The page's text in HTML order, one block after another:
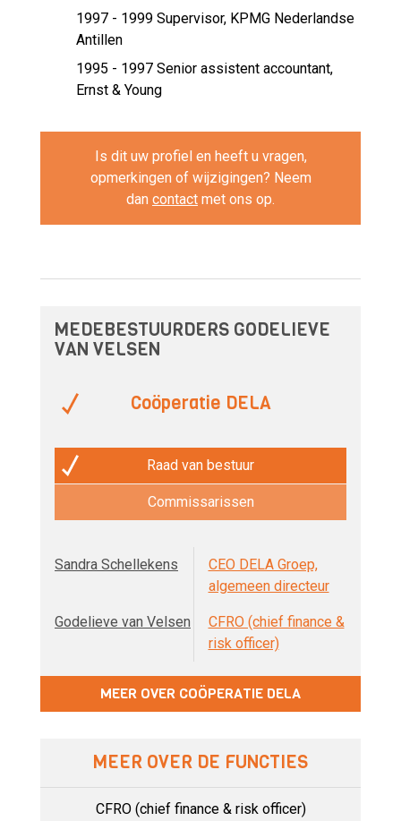
1997 - 1999 Supervisor, KPMG Nederlandse
Antillen
1995 - 1997 Senior assistent accountant,
Ernst & Young
Is dit uw profiel en heeft u vragen,
opmerkingen of wijzigingen? Neem
dan contact met ons op.
MEDEBESTUURDERS GODELIEVE
VAN VELSEN
Coöperatie DELA
Raad van bestuur
Commissarissen
Sandra Schellekens
CEO DELA Groep,
algemeen directeur
Godelieve van Velsen
CFRO (chief finance &
risk officer)
MEER OVER COÖPERATIE DELA
MEER OVER DE FUNCTIES
CFRO (chief finance & risk officer)